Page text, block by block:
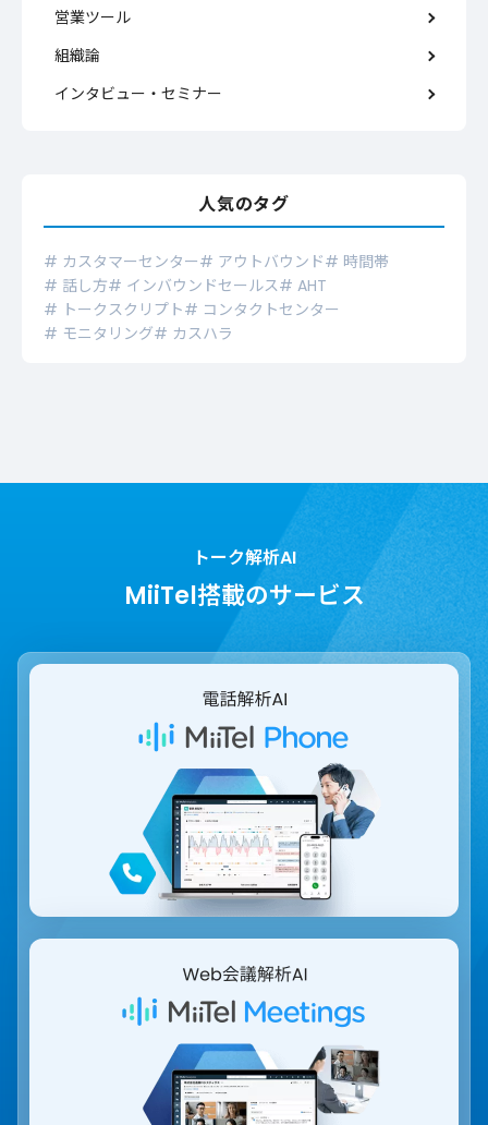
営業ツール
組織論
インタビュー・セミナー
人気のタグ
# カスタマーセンター# アウトバウンド# 時間帯
# 話し方# インバウンドセールス# AHT
# トークスクリプト# コンタクトセンター
# モニタリング# カスハラ
トーク解析AI
MiiTel搭載のサービス